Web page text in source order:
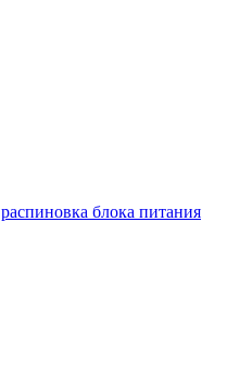
распиновка блока питания